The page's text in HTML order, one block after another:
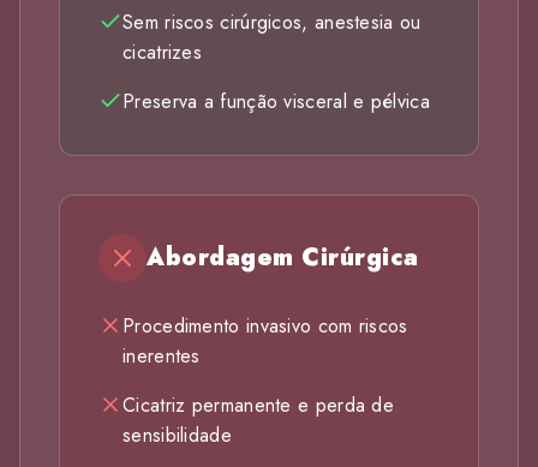
Sem riscos cirúrgicos, anestesia ou
cicatrizes
Preserva a função visceral e pélvica
Abordagem Cirúrgica
Procedimento invasivo com riscos
inerentes
Cicatriz permanente e perda de
sensibilidade